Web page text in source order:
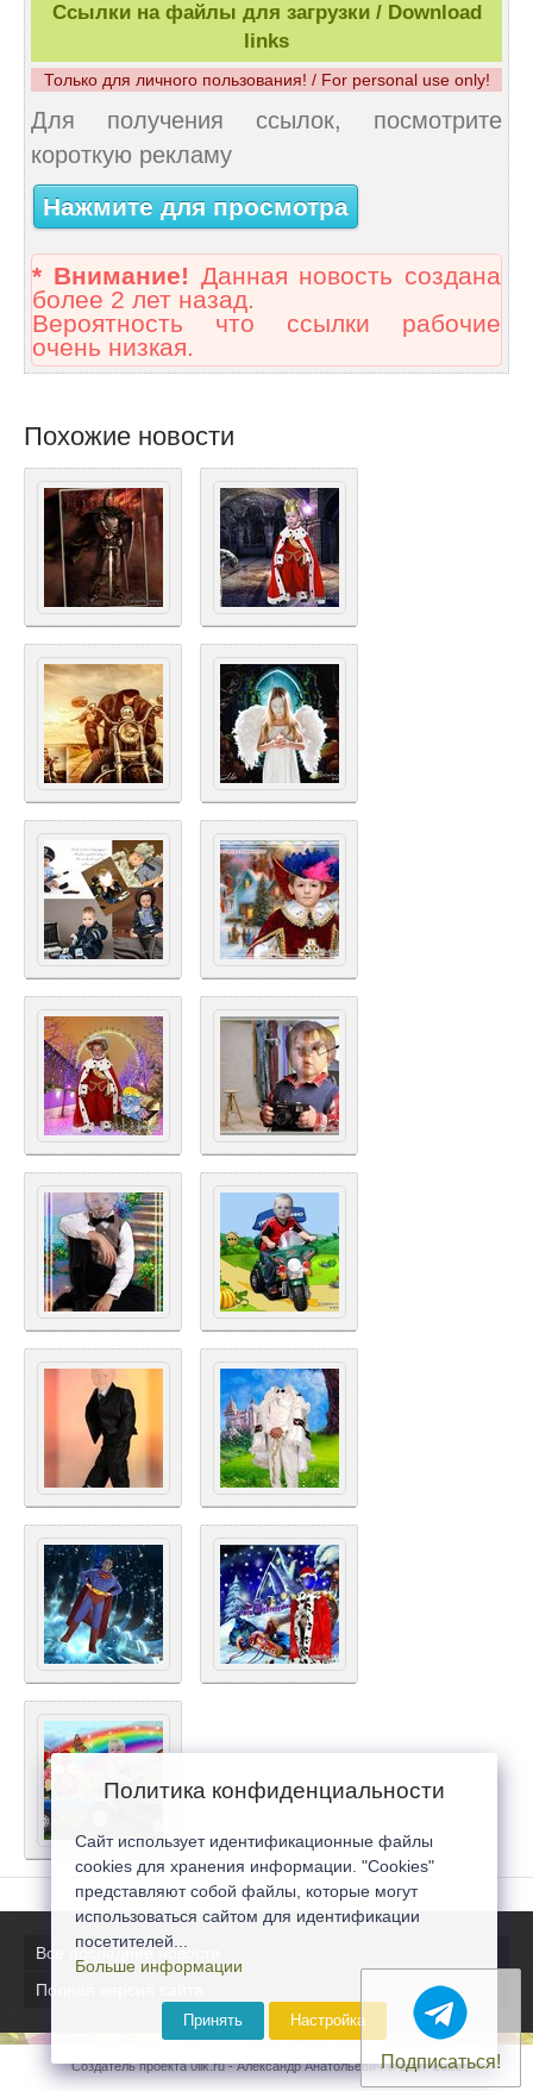
Ссылки на файлы для загрузки / Download
links
Только для личного пользования! / For personal use only!
Для получения ссылок, посмотрите
короткую рекламу
Нажмите для просмотра
* Внимание! Данная новость создана
более 2 лет назад.
Вероятность что ссылки рабочие
очень низкая.
Похожие новости
Все последние новости
Полная версия сайта
Создатель проекта 0lik.ru - Александр Анатольевич © 2007-2026
Подписаться!
Политика конфиденциальности
Сайт использует идентификационные файлы
cookies для хранения информации. "Cookies"
представляют собой файлы, которые могут
использоваться сайтом для идентификации
посетителей...
Больше информации
Принять Настройка